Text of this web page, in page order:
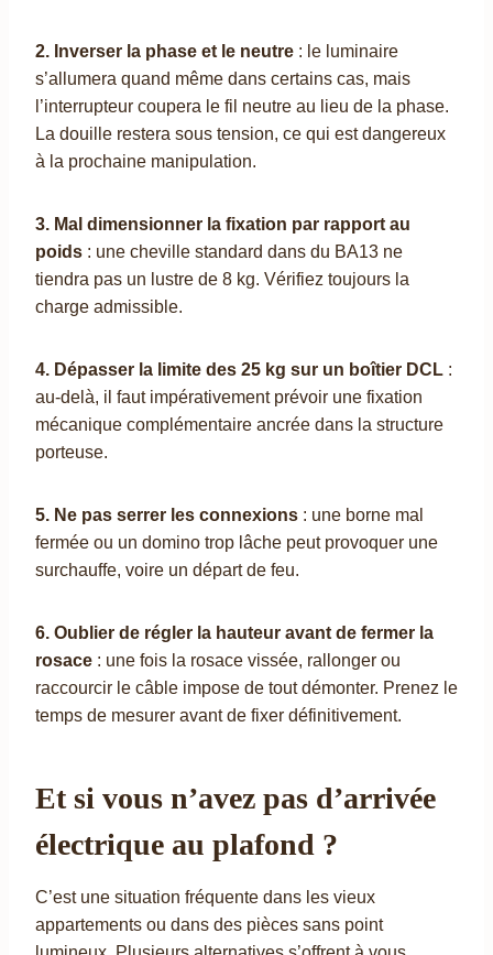
2. Inverser la phase et le neutre : le luminaire
s’allumera quand même dans certains cas, mais
l’interrupteur coupera le fil neutre au lieu de la phase.
La douille restera sous tension, ce qui est dangereux
à la prochaine manipulation.
3. Mal dimensionner la fixation par rapport au
poids : une cheville standard dans du BA13 ne
tiendra pas un lustre de 8 kg. Vérifiez toujours la
charge admissible.
4. Dépasser la limite des 25 kg sur un boîtier DCL :
au-delà, il faut impérativement prévoir une fixation
mécanique complémentaire ancrée dans la structure
porteuse.
5. Ne pas serrer les connexions : une borne mal
fermée ou un domino trop lâche peut provoquer une
surchauffe, voire un départ de feu.
6. Oublier de régler la hauteur avant de fermer la
rosace : une fois la rosace vissée, rallonger ou
raccourcir le câble impose de tout démonter. Prenez le
temps de mesurer avant de fixer définitivement.
Et si vous n’avez pas d’arrivée
électrique au plafond ?
C’est une situation fréquente dans les vieux
appartements ou dans des pièces sans point